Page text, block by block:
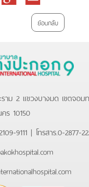
ย้อนกลับ
าม 2 แขวงบางมด เขตจอม
ร 10150
9111 | โทรสาร.0-2877-